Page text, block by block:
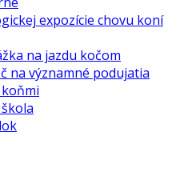
expozície chovu koní
na jazdu kočom
na významné podujatia